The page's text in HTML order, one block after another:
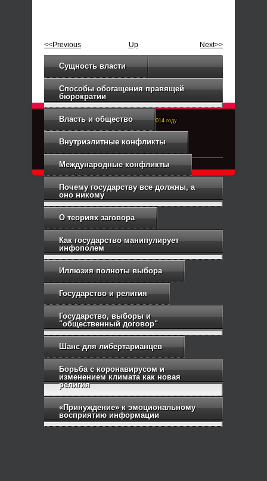
<<Previous Up Next>>
Сущность власти
Способы обогащения правящей
бюрократии
Власть и общество
Внутриэлитные конфликты
Международные конфликты
Почему государству все должны, а
оно никому
О теориях заговора
Как государство манипулирует
инфополем
Иллюзия полноты выбора
Государство и религия
Государство, выборы и
"общественный договор"
Шанс для либертарианцев
Борьба с коронавирусом и
изменением климата как новая
религия
«Принуждение» к эмоциональному
восприятию информации
Right-Dexter-ПРАВЫЙ ФРОНТ. Основан в 2014 году.
Связь с администрацией